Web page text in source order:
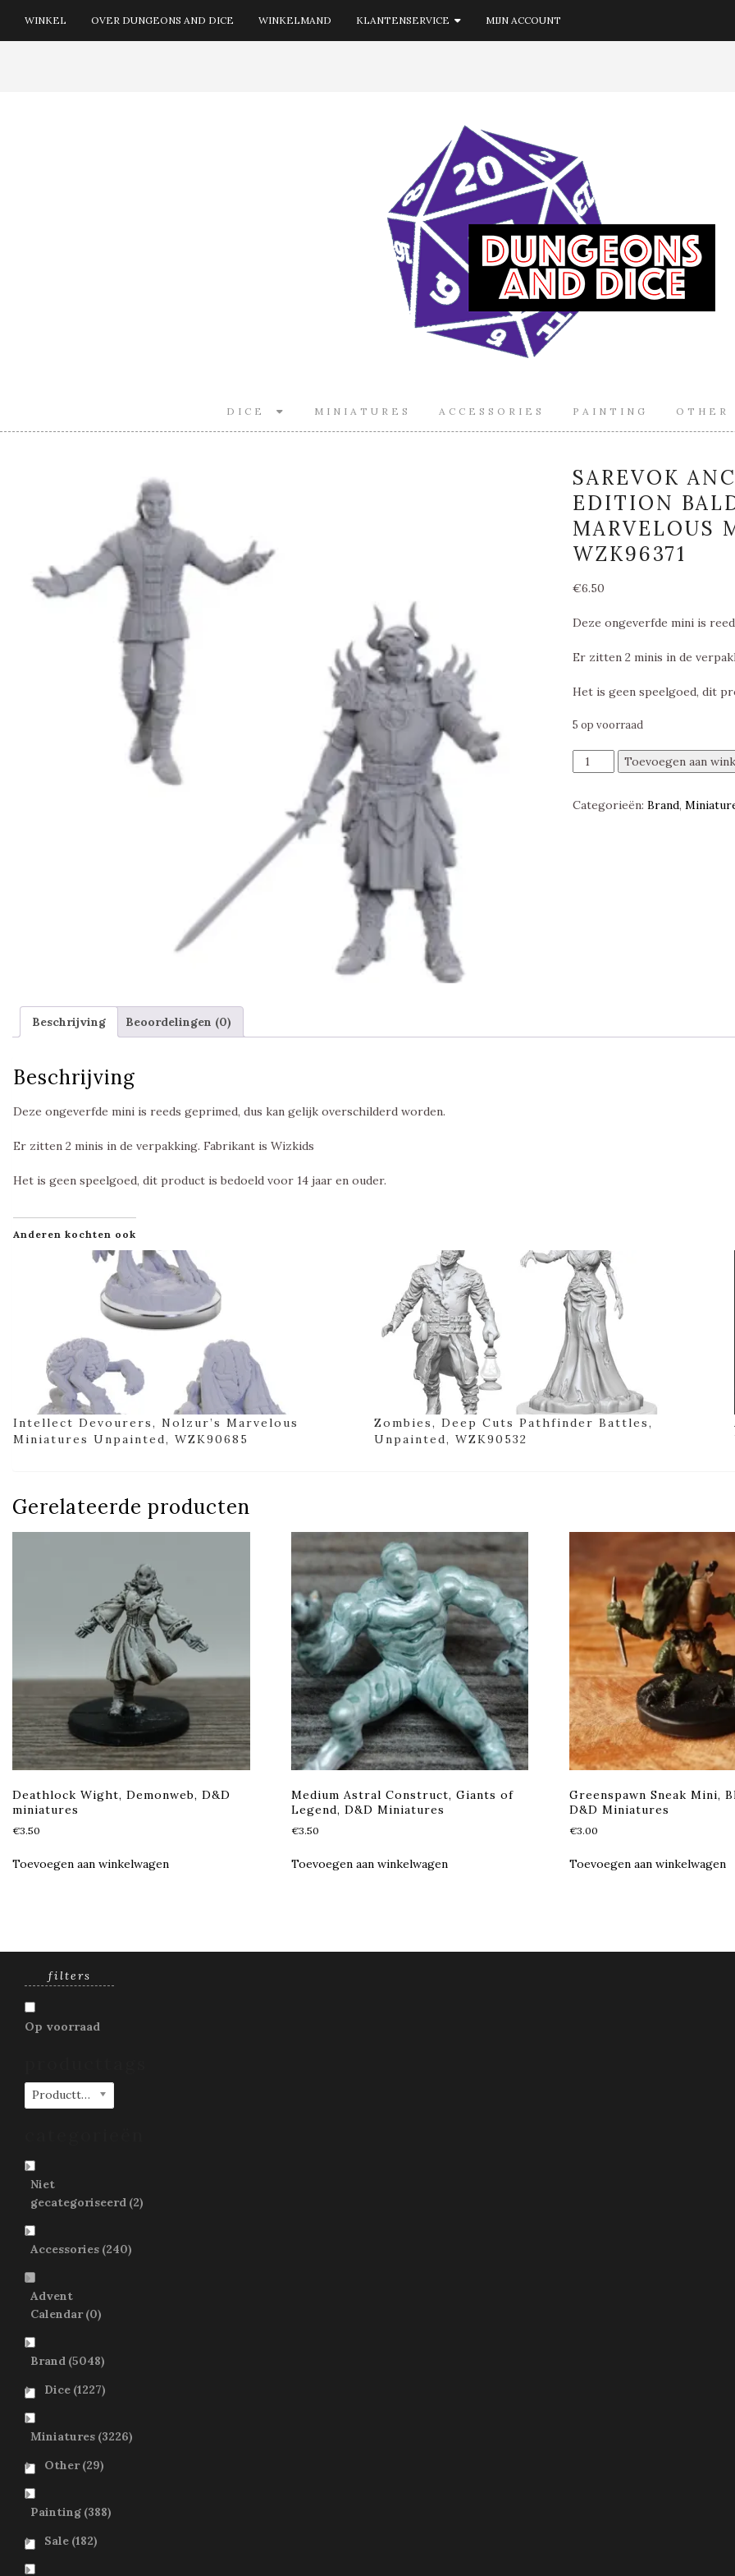
WINKEL OVER DUNGEONS AND DICE WINKELMAND KLANTENSERVICE MIJN ACCOUNT
DICE MINIATURES ACCESSORIES PAINTING OTHER
SAREVOK
EDITION
MARVELOUS
WZK96371
€6.50
Deze ongeverfde mini is
Er zitten 2 minis in de
Het is geen speelgoed, dit
5 op voorraad
Sarevok
Anchev
Raphael,
Toevoegen aan
Categorieën:Brand,
Beschrijving Beoordelingen (0)
Beschrijving
Deze ongeverfde mini is reeds geprimed, dus kan gelijk overschilderd worden.
Er zitten 2 minis in de verpakking. Fabrikant is Wizkids
Het is geen speelgoed, dit product is bedoeld voor 14 jaar en ouder.
Anderen kochten ook
Intellect Devourers, Nolzur’s Marvelous
Miniatures Unpainted, WZK90685
Zombies, Deep Cuts Pathfinder Battles,
Unpainted, WZK90532
Gerelateerde producten
Deathlock Wight, Demonweb, D&D
miniatures
€3.50
Toevoegen aan winkelwagen
Medium Astral Construct, Giants of
Legend, D&D Miniatures
€3.50
Toevoegen aan winkelwagen
Greenspawn Sneak Mini,
D&D Miniatures
€3.00
Toevoegen aan winkelwagen
filters
Op voorraad
Producttags
Niet
gecategoriseerd (2)
Accessories (240)
Advent
Calendar (0)
Brand (5048)
Dice (1227)
Miniatures (3226)
Other (29)
Painting (388)
Sale (182)